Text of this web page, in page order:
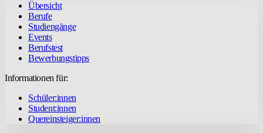
Übersicht
Berufe
Studiengänge
Events
Berufstest
Bewerbungstipps
Informationen für:
Schüler:innen
Student:innen
Quereinsteiger:innen